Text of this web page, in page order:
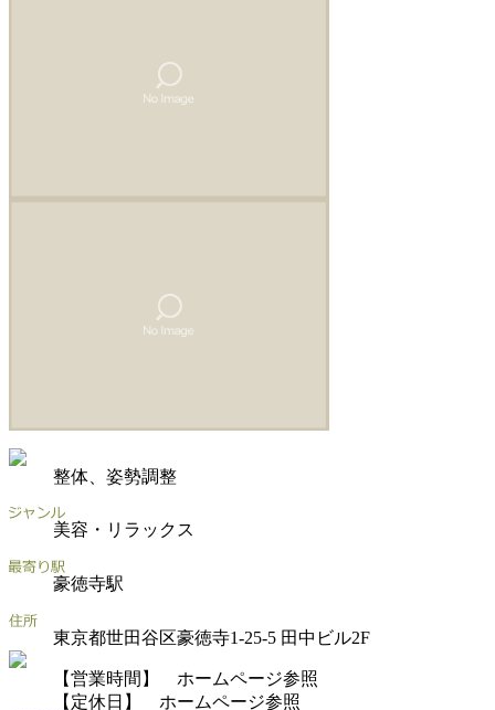
整体、姿勢調整
美容・リラックス
豪徳寺駅
東京都世田谷区豪徳寺1-25-5 田中ビル2F
【営業時間】 ホームページ参照
【定休日】 ホームページ参照